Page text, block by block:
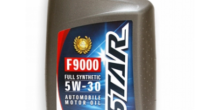
Lichide Întreținere
Lichide Întreținere Autoturisme
Lichide Întreținere Camioane
Lichide Întreținere Motociclete
Lichide Întreținere Utilaje